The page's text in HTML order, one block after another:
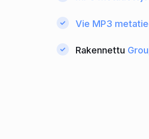
Vie MP3
Rakennettu